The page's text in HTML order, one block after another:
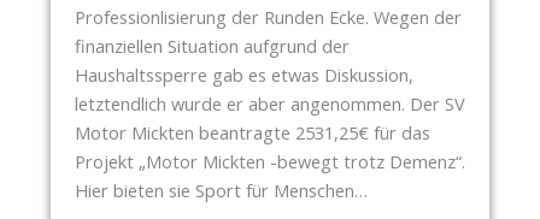
B
R
E
N
N
E
R
Professionlisierung der Runden Ecke. Wegen der
finanziellen Situation aufgrund der
Haushaltssperre gab es etwas Diskussion,
letztendlich wurde er aber angenommen. Der SV
Motor Mickten beantragte 2531,25€ für das
Projekt „Motor Mickten -bewegt trotz Demenz“.
Hier bieten sie Sport für Menschen…